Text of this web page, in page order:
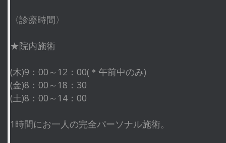
〈診療時間〉
★院内施術
(木)9：00～12：00(＊午前中のみ)
(金)8：00～18：30
(土)8：00～14：00
1時間にお一人の完全パーソナル施術。